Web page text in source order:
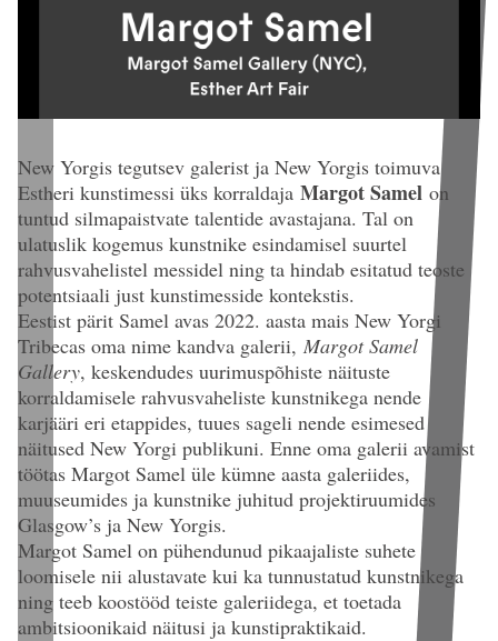
New Yorgis tegutsev galerist ja New Yorgis toimuva
Estheri kunstimessi üks korraldaja Margot Samel on
tuntud silmapaistvate talentide avastajana. Tal on
ulatuslik kogemus kunstnike esindamisel suurtel
rahvusvahelistel messidel ning ta hindab esitatud teoste
potentsiaali just kunstimesside kontekstis.
Eestist pärit Samel avas 2022. aasta mais New Yorgi
Tribecas oma nime kandva galerii, Margot Samel
Gallery, keskendudes uurimuspõhiste näituste
korraldamisele rahvusvaheliste kunstnikega nende
karjääri eri etappides, tuues sageli nende esimesed
näitused New Yorgi publikuni. Enne oma galerii avamist
töötas Margot Samel üle kümne aasta galeriides,
muuseumides ja kunstnike juhitud projektiruumides
Glasgow’s ja New Yorgis.
Margot Samel on pühendunud pikaajaliste suhete
loomisele nii alustavate kui ka tunnustatud kunstnikega
ning teeb koostööd teiste galeriidega, et toetada
ambitsioonikaid näitusi ja kunstipraktikaid.